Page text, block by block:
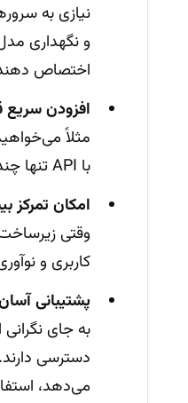
نیازی به
و نگهداری
اختصاص
افزودن سریع
مثلاً
با API تنها چند خط کد فاصله دارید.
امکان تمرکز
وقتی
کاربری و
پشتیبانی
می‌دهد،